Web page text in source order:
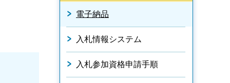
電子納品
入札情報システム
入札参加資格申請手順